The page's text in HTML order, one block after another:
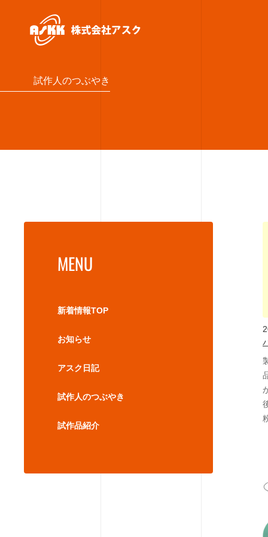
試作人のつぶやき
MENU
新着情報TOP
お知らせ
アスク日記
試作人のつぶやき
試作品紹介